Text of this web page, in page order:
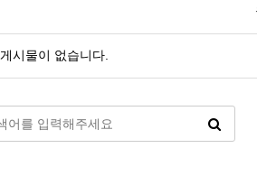
게시물이 없습니다.